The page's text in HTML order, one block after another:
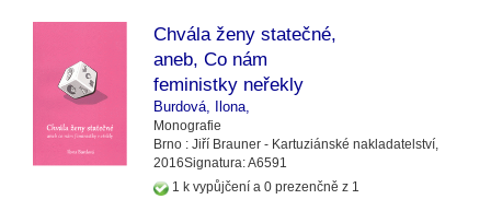
Chvála ženy statečné,
aneb, Co nám
feministky neřekly
Burdová, Ilona,
Monografie
Brno : Jiří Brauner - Kartuziánské nakladatelství,
2016Signatura:A6591
1 k vypůjčení a 0 prezenčně z 1